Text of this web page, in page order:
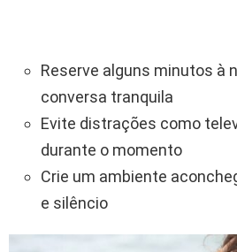
Reserve alguns minutos à
conversa tranquila
Evite distrações como
durante o momento
Crie um ambiente
e silêncio